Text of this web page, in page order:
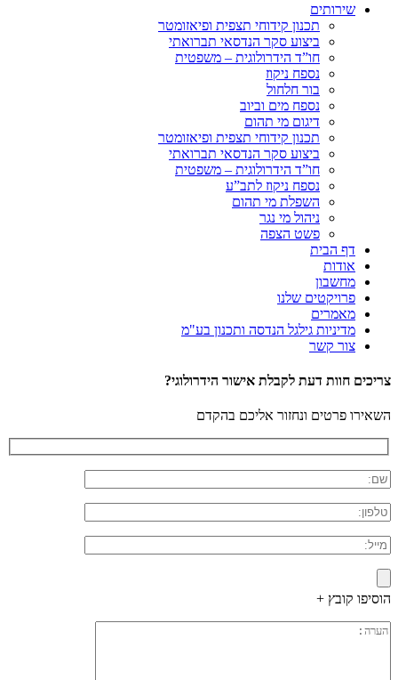
שירותים
תכנון קידוחי תצפית ופיאזומטר
ביצוע סקר הנדסאי תברואתי
חו”ד הידרולוגית – משפטית
נספח ניקוז
בור חלחול
נספח מים וביוב
דיגום מי תהום
תכנון קידוחי תצפית ופיאזומטר
ביצוע סקר הנדסאי תברואתי
חו”ד הידרולוגית – משפטית
נספח ניקוז לתב”ע
השפלת מי תהום
ניהול מי נגר
פשט הצפה
דף הבית
אודות
מחשבון
פרויקטים שלנו
מאמרים
מדיניות גילגל הנדסה ותכנון בע"מ
צור קשר
צריכים חוות דעת לקבלת אישור הידרולוגי?
השאירו פרטים ונחזור אליכם בהקדם
הוסיפו קובץ +